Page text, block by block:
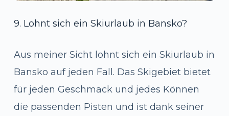
9. Lohnt sich ein Skiurlaub in Bansko?
Aus meiner Sicht lohnt sich ein Skiurlaub in
Bansko auf jeden Fall. Das Skigebiet bietet
für jeden Geschmack und jedes Können
die passenden Pisten und ist dank seiner